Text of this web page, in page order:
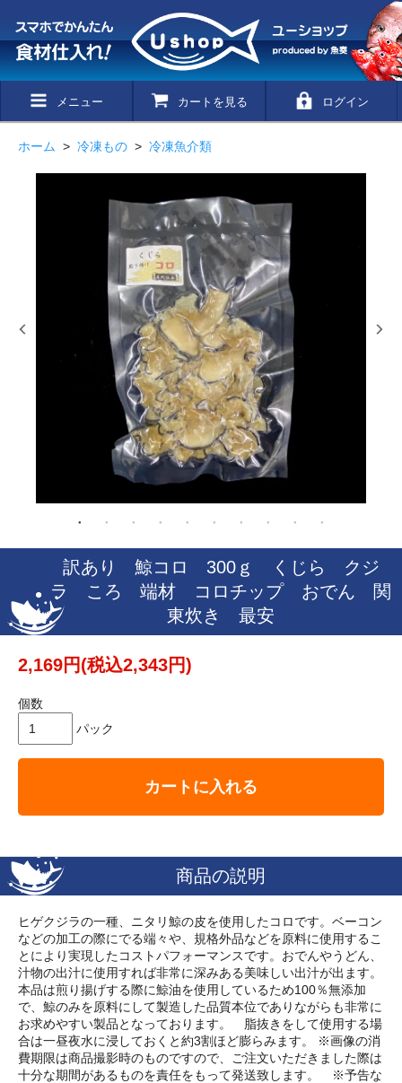
メニュー カートを見る ログイン
ホーム > 冷凍もの > 冷凍魚介類
訳あり 鯨コロ 300ｇ くじら クジ
ラ ころ 端材 コロチップ おでん 関
東炊き 最安
2,169円(税込2,343円)
個数
パック
カートに入れる
商品の説明
ヒゲクジラの一種、ニタリ鯨の皮を使用したコロです。ベーコン
などの加工の際にでる端々や、規格外品などを原料に使用するこ
とにより実現したコストパフォーマンスです。おでんやうどん、
汁物の出汁に使用すれば非常に深みある美味しい出汁が出ます。
本品は煎り揚げする際に鯨油を使用しているため100％無添加
で、鯨のみを原料にして製造した品質本位でありながらも非常に
お求めやすい製品となっております。 脂抜きをして使用する場
合は一昼夜水に浸しておくと約3割ほど膨らみます。 ※画像の消
費期限は商品撮影時のものですので、ご注文いただきました際は
十分な期間があるものを責任をもって発送致します。 ※予告な